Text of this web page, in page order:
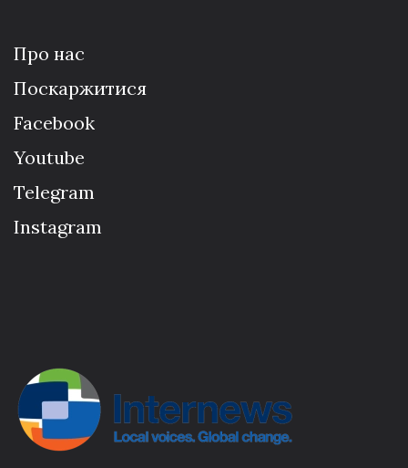
Про нас
Поскаржитися
Facebook
Youtube
Telegram
Instagram